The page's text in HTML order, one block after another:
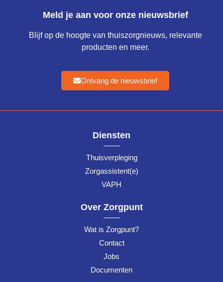
Meld je aan voor onze nieuwsbrief
Blijf op de hoogte van thuiszorgnieuws, relevante
producten en meer.
Ontvang de nieuwsbrief
Diensten
Thuisverpleging
Zorgassistent(e)
VAPH
Over Zorgpunt
Wat is Zorgpunt?
Contact
Jobs
Documenten